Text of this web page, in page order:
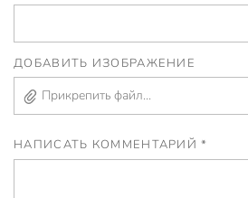
ДОБАВИТЬ ИЗОБРАЖЕНИЕ
Прикрепить файл...
НАПИСАТЬ КОММЕНТАРИЙ *